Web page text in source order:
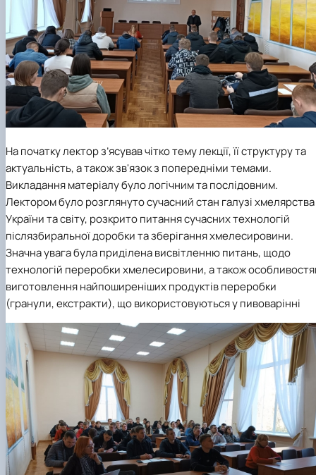
На початку лектор з’ясував чітко тему лекції, її структуру та
актуальність, а також зв'язок з попередніми темами.
Викладання матеріалу було логічним та послідовним.
Лектором було розглянуто сучасний стан галузі хмелярства
України та світу, розкрито питання сучасних технологій
післязбиральної доробки та зберігання хмелесировини.
Значна увага була приділена висвітленню питань, щодо
технологій переробки хмелесировини, а також
виготовлення найпоширеніших продуктів переробки
(гранули, екстракти), що використовуються у пивоварінні